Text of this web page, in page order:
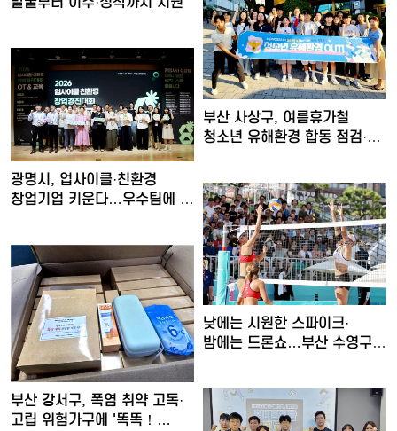
부산 사상구, 여름휴가철
청소년 유해환경 합동 점검·
광명시, 업사이클·친환경
창업기업 키운다…우수팀에 총
낮에는 시원한 스파이크·
밤에는 드론쇼…부산 수영구,
부산 강서구, 폭염 취약 고독·
고립 위험가구에 '똑똑！…